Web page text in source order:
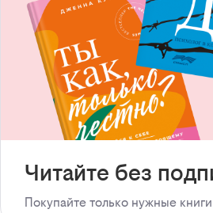
Читайте без
Покупайте только нужные книги